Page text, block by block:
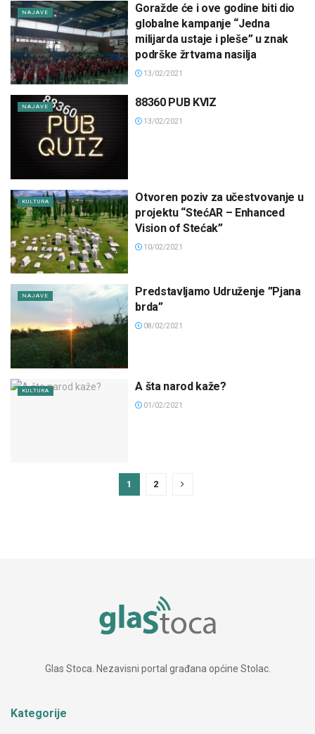
NAJAVE
Goražde će i ove godine biti dio
globalne kampanje “Jedna
milijarda ustaje i pleše” u znak
podrške žrtvama nasilja
13/02/2021
NAJAVE 88360 PUB KVIZ
13/02/2021
KULTURA
Otvoren poziv za učestvovanje u
projektu “StećAR – Enhanced
Vision of Stećak”
10/02/2021
NAJAVE
Predstavljamo Udruženje ”Pjana
brda”
08/02/2021
KULTURA A šta narod kaže?
01/02/2021
1 2
Glas Stoca. Nezavisni portal građana općine Stolac.
Kategorije